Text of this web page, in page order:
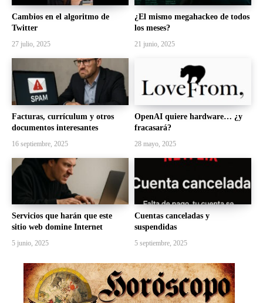
Cambios en el algoritmo de
Twitter
27 julio, 2025
¿El mismo megahackeo de todos
los meses?
21 junio, 2025
Facturas, currículum y otros
documentos interesantes
16 septiembre, 2025
OpenAI quiere hardware… ¿y
fracasará?
28 mayo, 2025
Servicios que harán que este
sitio web domine Internet
5 junio, 2025
Cuentas canceladas y
suspendidas
5 septiembre, 2025